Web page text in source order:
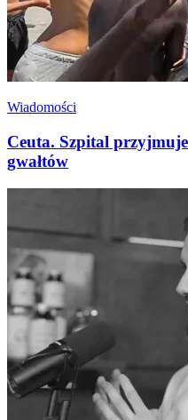
Wiadomości
Ceuta. Szpital
gwałtów